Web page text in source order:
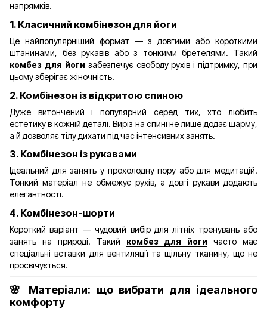
напрямків.
1. Класичний комбінезон для йоги
Це найпопулярніший формат — з довгими або короткими
штанинами, без рукавів або з тонкими бретелями. Такий
комбез для йоги забезпечує свободу рухів і підтримку, при
цьому зберігає жіночність.
2. Комбінезон із відкритою спиною
Дуже витончений і популярний серед тих, хто любить
естетику в кожній деталі. Виріз на спині не лише додає шарму,
а й дозволяє тілу дихати під час інтенсивних занять.
3. Комбінезон із рукавами
Ідеальний для занять у прохолодну пору або для медитацій.
Тонкий матеріал не обмежує рухів, а довгі рукави додають
елегантності.
4. Комбінезон-шорти
Короткий варіант — чудовий вибір для літніх тренувань або
занять на природі. Такий комбез для йоги часто має
спеціальні вставки для вентиляції та щільну тканину, що не
просвічується.
🌸 Матеріали: що вибрати для ідеального
комфорту